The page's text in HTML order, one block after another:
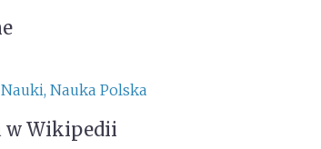
Nauka Polska
w Wikipedii